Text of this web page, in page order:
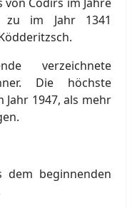
Codirs im Jahre
zu im Jahr 1341
verzeichnete
Die höchste
1947, als mehr
dem beginnenden